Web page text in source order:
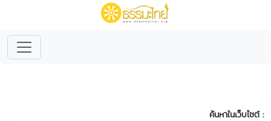
ค้นหาในเว็บไซต์ :